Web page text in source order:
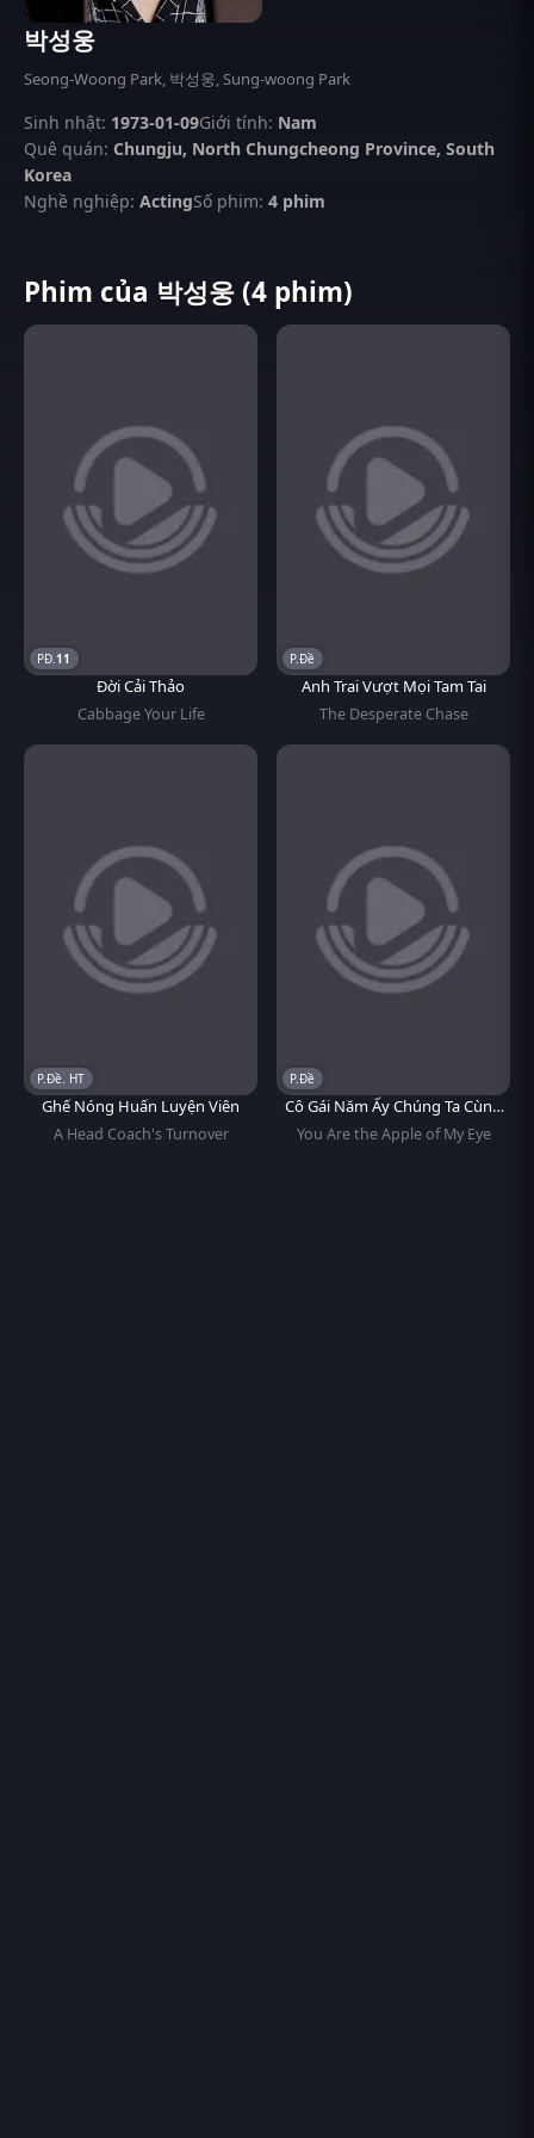
박성웅
Seong-Woong Park, 박성웅, Sung-woong Park
Sinh nhật: 1973-01-09Giới tính: Nam
Quê quán: Chungju, North Chungcheong Province, South
Korea
Nghề nghiệp: ActingSố phim: 4 phim
Phim của 박성웅 (4 phim)
11
Đời Cải Thảo
Cabbage Your Life
P.Đề
Anh Trai Vượt Mọi Tam Tai
The Desperate Chase
P.Đề. HT
Ghế Nóng Huấn Luyện Viên
A Head Coach's Turnover
P.Đề
Cô Gái Năm Ấy Chúng Ta Cùng
Theo Đuổi
You Are the Apple of My Eye